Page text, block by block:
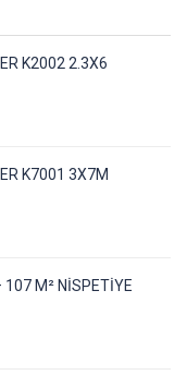
K2002 2.3X6
K7001 3X7M
107 M² NISPETIYE